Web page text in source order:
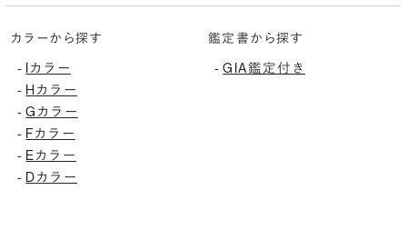
カラーから探す
- Iカラー
- Hカラー
-Gカラー
- Fカラー
- Eカラー
- Dカラー
鑑定書から探す
-GIA鑑定付き